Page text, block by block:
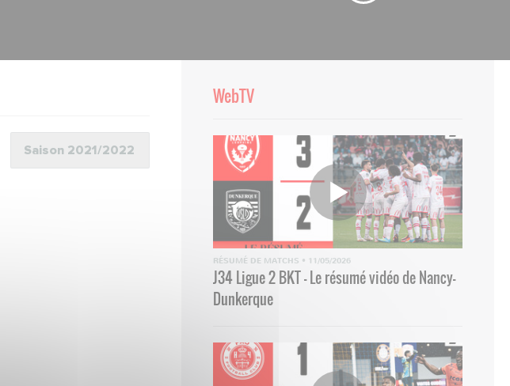
WebTV
RÉSUMÉ DE MATCHS • 11/05/2026
J34 Ligue 2 BKT - Le résumé vidéo de Nancy-
Dunkerque